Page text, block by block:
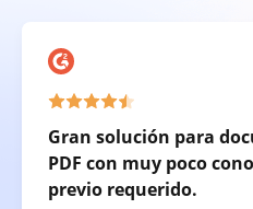
Gran solución para
PDF con muy poco
previo requerido.